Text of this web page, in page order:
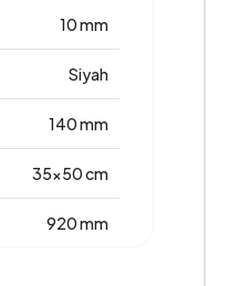
10 mm
Siyah
140 mm
35x50 cm
920 mm